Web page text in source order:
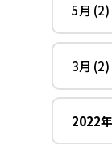
5月 (2)
3月 (2)
2022年